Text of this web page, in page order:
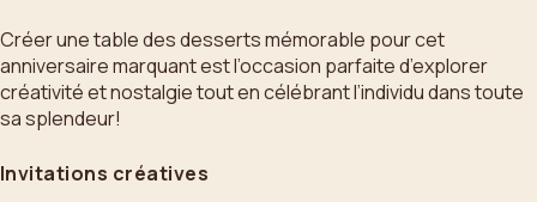
Créer une table des desserts mémorable pour cet
anniversaire marquant est l’occasion parfaite d’explorer
créativité et nostalgie tout en célébrant l’individu dans toute
sa splendeur!
Invitations créatives